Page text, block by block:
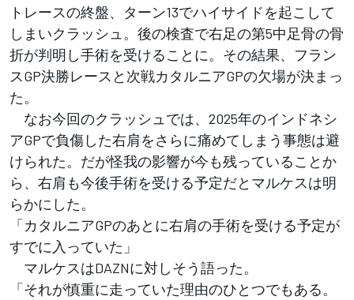
トレースの終盤、ターン13でハイサイドを起こして
しまいクラッシュ。後の検査で右足の第5中足骨の骨
折が判明し手術を受けることに。その結果、フラン
スGP決勝レースと次戦カタルニアGPの欠場が決まっ
た。
なお今回のクラッシュでは、2025年のインドネシ
アGPで負傷した右肩をさらに痛めてしまう事態は避
けられた。だが怪我の影響が今も残っていることか
ら、右肩も今後手術を受ける予定だとマルケスは明
らかにした。
「カタルニアGPのあとに右肩の手術を受ける予定が
すでに入っていた」
マルケスはDAZNに対しそう語った。
「それが慎重に走っていた理由のひとつでもある。